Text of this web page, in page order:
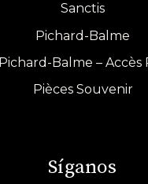
Sanctis
Pichard-Balme
Pichard-Balme – Accès
Pièces Souvenir
Síganos